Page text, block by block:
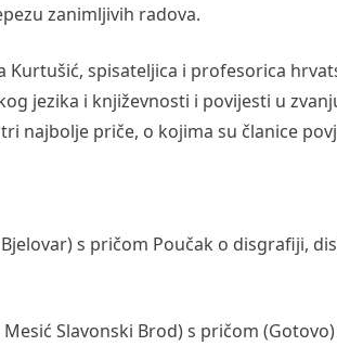
zanimljivih radova.
spisateljica i profesorica
jezika i književnosti i povijesti u
najbolje priče, o kojima su članice
s pričom Poučak o disgrafiji,
Slavonski Brod) s pričom